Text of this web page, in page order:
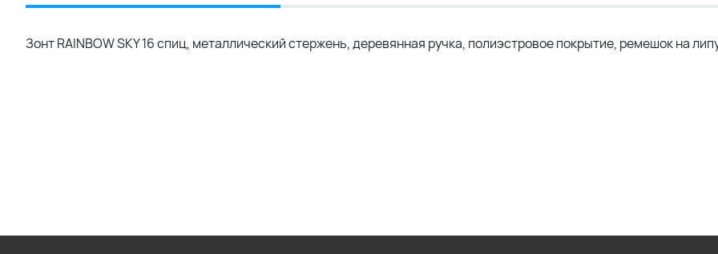
Зонт RAINBOW SKY 16 спиц, металлический стержень, деревянная ручка, полиэстровое покрытие, ремешок на